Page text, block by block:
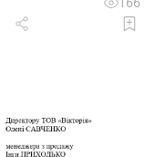
166